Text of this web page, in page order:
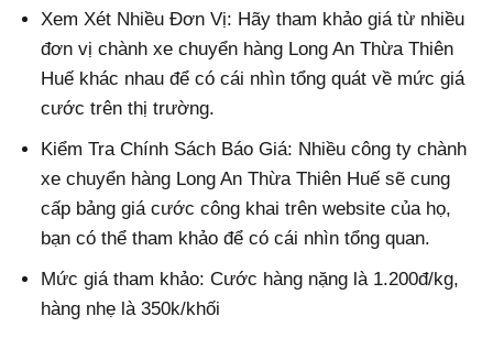
Xem Xét Nhiều Đơn Vị: Hãy tham khảo giá từ nhiều
đơn vị chành xe chuyển hàng Long An Thừa Thiên
Huế khác nhau để có cái nhìn tổng quát về mức giá
cước trên thị trường.
Kiểm Tra Chính Sách Báo Giá: Nhiều công ty chành
xe chuyển hàng Long An Thừa Thiên Huế sẽ cung
cấp bảng giá cước công khai trên website của họ,
bạn có thể tham khảo để có cái nhìn tổng quan.
Mức giá tham khảo: Cước hàng nặng là 1.200đ/kg,
hàng nhẹ là 350k/khối